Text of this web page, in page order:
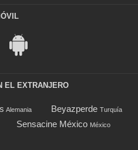
EL EXTRANJERO
Alemania Beyazperde Turquía
Sensacine México México